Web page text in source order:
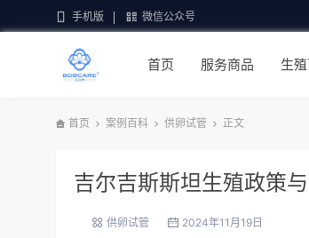
手机版 微信公众号
首页 服务商品 生
首页 案例百科 供卵试管 正文
吉尔吉斯斯坦生殖政策
供卵试管 2024年11月19日